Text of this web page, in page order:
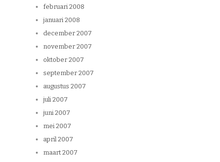
februari 2008
januari 2008
december 2007
november 2007
oktober 2007
september 2007
augustus 2007
juli 2007
juni 2007
mei 2007
april 2007
maart 2007